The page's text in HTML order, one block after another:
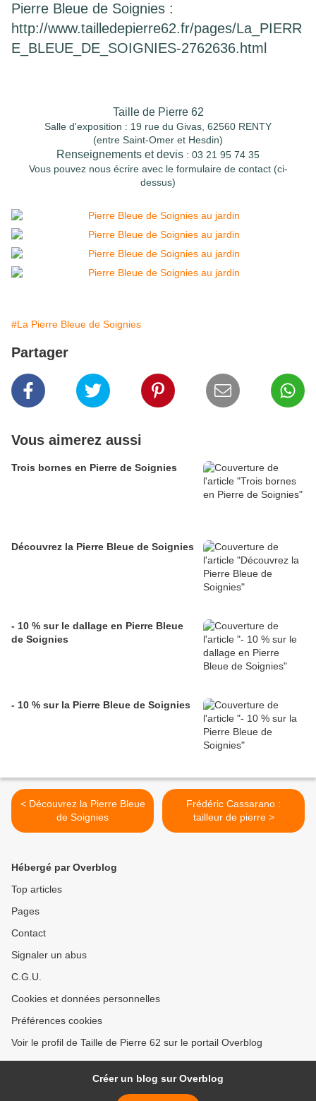
Pierre Bleue de Soignies :
http://www.tailledepierre62.fr/pages/La_PIERR
E_BLEUE_DE_SOIGNIES-2762636.html
Taille de Pierre 62
Salle d'exposition : 19 rue du Givas, 62560 RENTY
(entre Saint-Omer et Hesdin)
Renseignements et devis : 03 21 95 74 35
Vous pouvez nous écrire avec le formulaire de contact(ci-
dessus)
#La Pierre Bleue de Soignies
Partager
Vous aimerez aussi
Trois bornes en Pierre de Soignies
Découvrez la Pierre Bleue de Soignies
- 10 % sur le dallage en Pierre Bleue
de Soignies
- 10 % sur la Pierre Bleue de Soignies
< Découvrez la Pierre Bleue
de Soignies
Frédéric Cassarano :
tailleur de pierre >
Hébergé par Overblog
Top articles
Pages
Contact
Signaler un abus
C.G.U.
Cookies et données personnelles
Préférences cookies
Voir le profil de Taille de Pierre 62 sur le portail Overblog
Créer un blog sur Overblog